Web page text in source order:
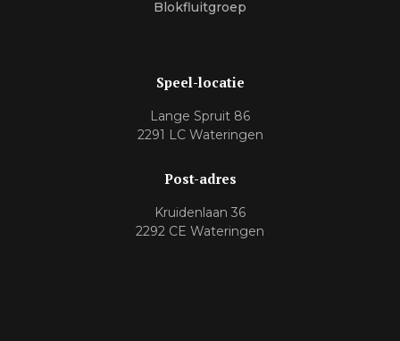
Blokfluitgroep
Speel-locatie
Lange Spruit 86
2291 LC Wateringen
Post-adres
Kruidenlaan 36
2292 CE Wateringen